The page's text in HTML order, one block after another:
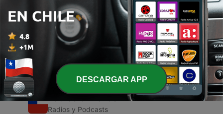
- Audio 1 de relajación
31 oct. 2020
Radios y Podcasts
DESCARGAR APP